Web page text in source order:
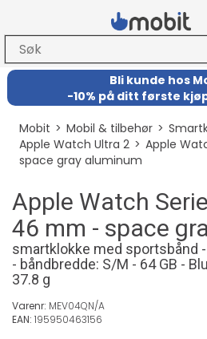
Bli kunde hos
-10% på ditt første
Mobit>Mobil & tilbehør>
Apple Watch Ultra 2>Apple
space gray aluminum
Apple Watch
46 mm - space
smartklokke med sportsbånd
- båndbredde: S/M - 64 GB -
37.8 g
Varenr: MEV04QN/A
EAN: 195950463156